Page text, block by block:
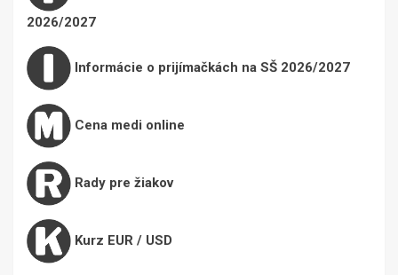
2026/2027
Informácie o prijímačkách na SŠ 2026/2027
Cena medi online
Rady pre žiakov
Kurz EUR / USD